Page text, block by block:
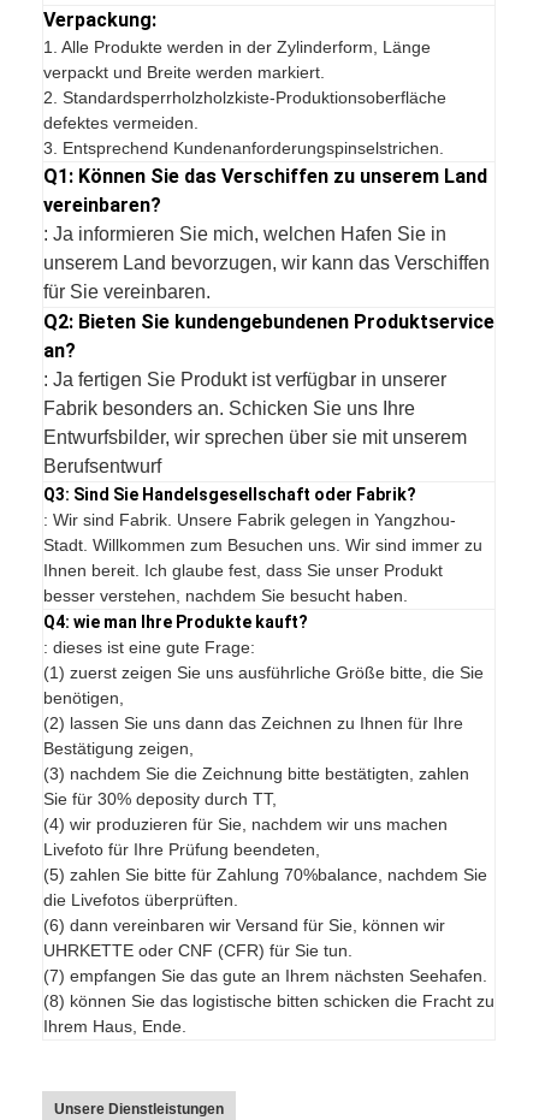
Verpackung:
1.Alle Produkte werden in der Zylinderform, Länge
verpackt und Breite werden markiert.
2. Standardsperrholzholzkiste-Produktionsoberfläche
defektes vermeiden.
3. Entsprechend Kundenanforderungspinselstrichen.
Q1: Können Sie das Verschiffen zu unserem Land
vereinbaren?
: Ja informieren Sie mich, welchen Hafen Sie in
unserem Land bevorzugen, wir kann das Verschiffen
für Sie vereinbaren.
Q2: Bieten Sie kundengebundenen Produktservice
an?
: Ja fertigen Sie Produkt ist verfügbar in unserer
Fabrik besonders an. Schicken Sie uns Ihre
Entwurfsbilder, wir sprechen über sie mit unserem
Berufsentwurf
Q3: Sind Sie Handelsgesellschaft oder Fabrik?
: Wir sind Fabrik. Unsere Fabrik gelegen in Yangzhou-
Stadt. Willkommen zum Besuchen uns. Wir sind immer zu
Ihnen bereit. Ich glaube fest, dass Sie unser Produkt
besser verstehen, nachdem Sie besucht haben.
Q4: wie man Ihre Produkte kauft?
: dieses ist eine gute Frage:
(1) zuerst zeigen Sie uns ausführliche Größe bitte, die Sie
benötigen,
(2) lassen Sie uns dann das Zeichnen zu Ihnen für Ihre
Bestätigung zeigen,
(3) nachdem Sie die Zeichnung bitte bestätigten, zahlen
Sie für 30% deposity durch TT,
(4) wir produzieren für Sie, nachdem wir uns machen
Livefoto für Ihre Prüfung beendeten,
(5) zahlen Sie bitte für Zahlung 70%balance, nachdem Sie
die Livefotos überprüften.
(6) dann vereinbaren wir Versand für Sie, können wir
UHRKETTE oder CNF (CFR) für Sie tun.
(7) empfangen Sie das gute an Ihrem nächsten Seehafen.
(8) können Sie das logistische bitten schicken die Fracht zu
Ihrem Haus, Ende.
Unsere Dienstleistungen